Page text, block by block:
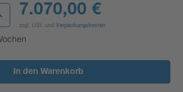
7.070,00 €
zzgl. USt. und Verpackungskosten